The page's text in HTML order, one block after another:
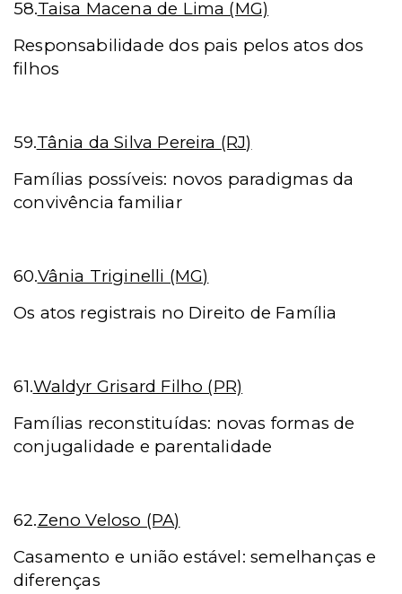
58.Taisa Macena de Lima (MG)
Responsabilidade dos pais pelos atos dos
filhos
59.Tânia da Silva Pereira (RJ)
Famílias possíveis: novos paradigmas da
convivência familiar
60.Vânia Triginelli (MG)
Os atos registrais no Direito de Família
61.Waldyr Grisard Filho (PR)
Famílias reconstituídas: novas formas de
conjugalidade e parentalidade
62.Zeno Veloso (PA)
Casamento e união estável: semelhanças e
diferenças